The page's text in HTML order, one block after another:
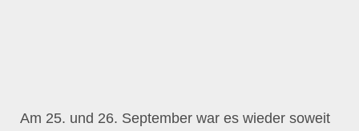
Am 25. und 26. September war es wieder soweit